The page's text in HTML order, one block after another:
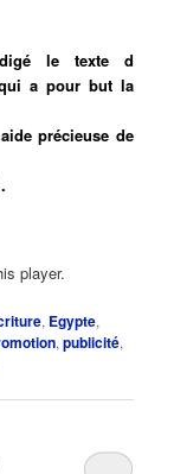
le texte d
a pour but la
précieuse de
player.
, Egypte,
,publicité,